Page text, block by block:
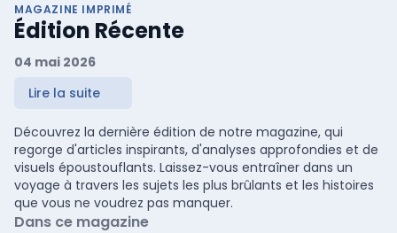
MAGAZINE IMPRIMÉ
Édition Récente
04 mai 2026
Lire la suite
Découvrez la dernière édition de notre magazine, qui
regorge d'articles inspirants, d'analyses approfondies et de
visuels époustouflants. Laissez-vous entraîner dans un
voyage à travers les sujets les plus brûlants et les histoires
que vous ne voudrez pas manquer.
Dans ce magazine